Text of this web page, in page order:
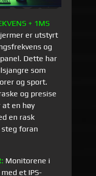
+ 1MS
er utstyrt
og
Dette har
som
og sport.
og presise
at en høy
en rask
foran
Monitorene i
et IPS-